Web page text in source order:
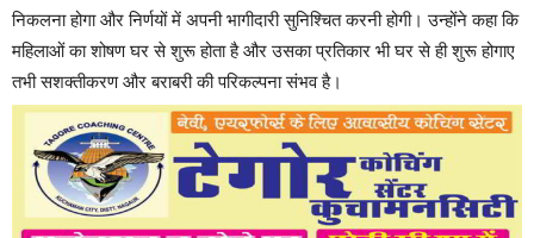
निकलना होगा और निर्णयों में अपनी भागीदारी सुनिश्चित करनी होगी। उन्होंने कहा कि
महिलाओं का शोषण घर से शुरू होता है और उसका प्रतिकार भी घर से ही शुरू होगाए
तभी सशक्तीकरण और बराबरी की परिकल्पना संभव है।